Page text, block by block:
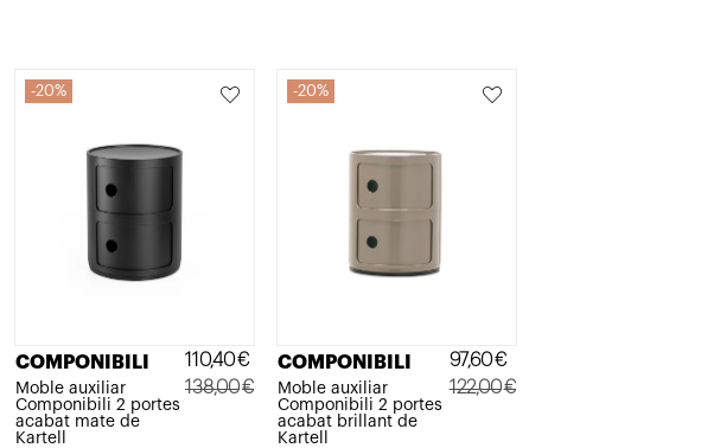
20%
COMPONIBILI
Moble auxiliar
Componibili 2 portes
acabat mate de
Kartell
138,00€
110,40€
20%
COMPONIBILI
Moble auxiliar
Componibili 2 portes
acabat brillant de
Kartell
122,00€
97,60€